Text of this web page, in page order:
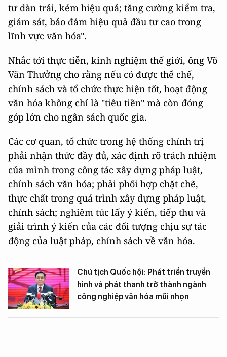
tư dàn trải, kém hiệu quả; tăng cường kiểm tra,
giám sát, bảo đảm hiệu quả đầu tư cao trong
lĩnh vực văn hóa".
Nhắc tới thực tiễn, kinh nghiệm thế giới, ông Võ
Văn Thưởng cho rằng nếu có được thể chế,
chính sách và tổ chức thực hiện tốt, hoạt động
văn hóa không chỉ là "tiêu tiền" mà còn đóng
góp lớn cho ngân sách quốc gia.
Các cơ quan, tổ chức trong hệ thống chính trị
phải nhận thức đầy đủ, xác định rõ trách nhiệm
của mình trong công tác xây dựng pháp luật,
chính sách văn hóa; phải phối hợp chặt chẽ,
thực chất trong quá trình xây dựng pháp luật,
chính sách; nghiêm túc lấy ý kiến, tiếp thu và
giải trình ý kiến của các đối tượng chịu sự tác
động của luật pháp, chính sách về văn hóa.
Chủ tịch Quốc hội: Phát triển truyền
hình và phát thanh trở thành ngành
công nghiệp văn hóa mũi nhọn